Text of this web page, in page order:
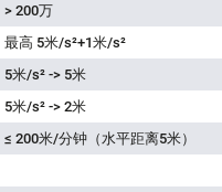
> 200万
最高 5米/s²+1米/s²
5米/s² -> 5米
5米/s² -> 2米
≤ 200米/分钟（水平距离5米）